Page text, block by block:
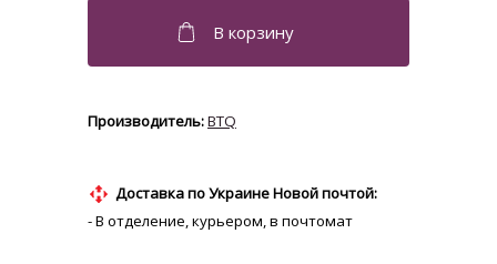
BTQ
Доставка по Украине Новой почтой:
- В отделение, курьером, в почтомат